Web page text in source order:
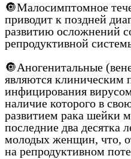
🔘Малосимптомное
приводит к поздней
развитию осложнений
репродуктивной
🔘Аногенитальные
являются клиническим
инфицирования
наличие которого в
развитием рака шейки
последние два десятка
молодых женщин, что,
на репродуктивном